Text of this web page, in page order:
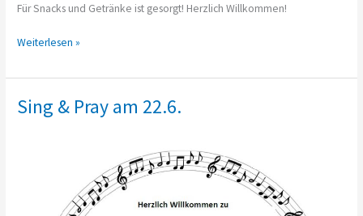
Für Snacks und Getränke ist gesorgt! Herzlich Willkommen!
The
geht
Weiterlesen »
Sing & Pray am 22.6.